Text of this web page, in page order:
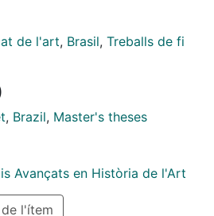
de l'art, Brasil, Treballs de fi
, Brazil, Master's theses
Avançats en Història de l'Art
l'ítem